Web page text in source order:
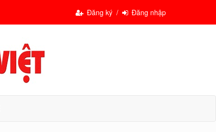
Đăng ký / Đăng nhập